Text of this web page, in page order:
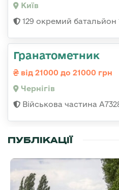
Київ
129 окремий батальйон
Гранатометник
від 21000 до 21000 грн
Чернігів
Військова частина
ПУБЛІКАЦІЇ